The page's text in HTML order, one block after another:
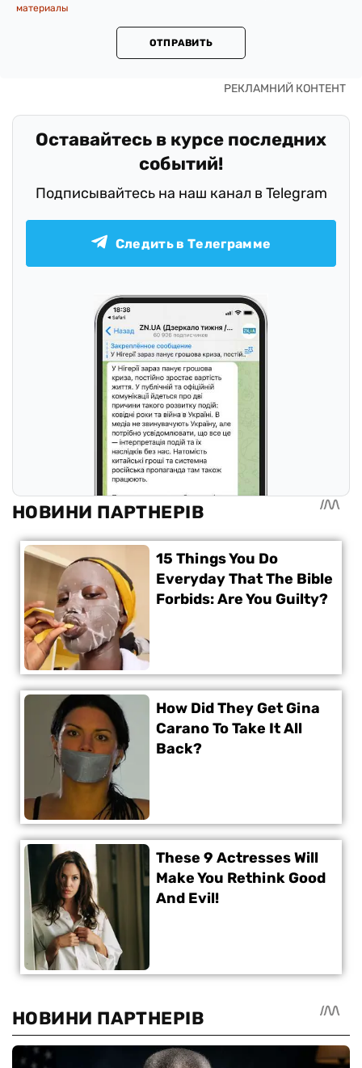
материалы
ОТПРАВИТЬ
Оставайтесь в курсе последних
событий!
Подписывайтесь на наш канал в Telegram
Следить в Телеграмме